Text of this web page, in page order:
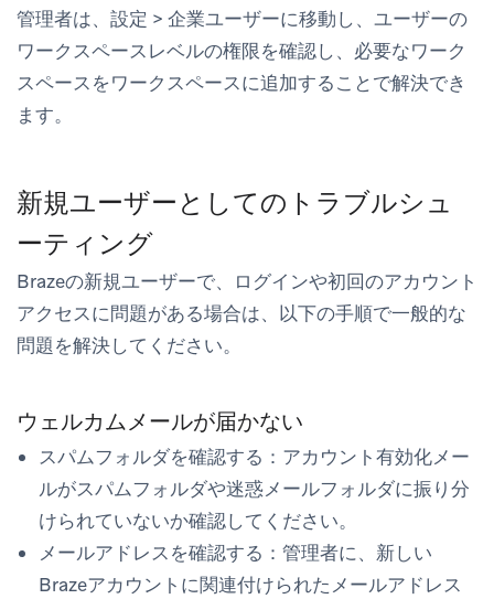
管理者は、 設定 > 企業ユーザーに移動し、ユーザーの
ワークスペースレベルの権限を確認し、必要なワーク
スペースをワークスペースに追加することで解決でき
ます。
新規ユーザーとしてのトラブルシュ
ーティング
Brazeの新規ユーザーで、ログインや初回のアカウント
アクセスに問題がある場合は、以下の手順で一般的な
問題を解決してください。
ウェルカムメールが届かない
スパムフォルダを確認する：アカウント有効化メー
ルがスパムフォルダや迷惑メールフォルダに振り分
けられていないか確認してください。
メールアドレスを確認する：管理者に、新しい
Brazeアカウントに関連付けられたメールアドレス